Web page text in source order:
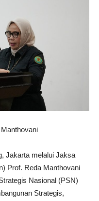
Jakarta melalui Jaksa
Prof. Reda Manthovani
Nasional (PSN)
Strategis,